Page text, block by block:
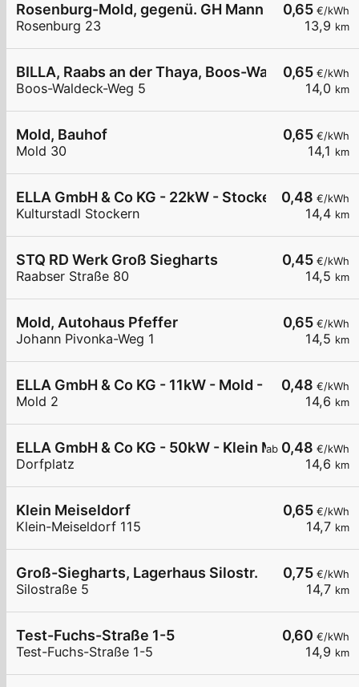
0,65 €/kWh
13,9 km
Rosenburg-Mold, gegenü. GH Mann
Rosenburg 23
0,65 €/kWh
14,0 km
BILLA, Raabs an der Thaya, Boos-Waldeck-Weg
Boos-Waldeck-Weg 5
0,65 €/kWh
14,1 km
Mold, Bauhof
Mold 30
0,48 €/kWh
14,4 km
ELLA GmbH & Co KG - 22kW - Stockern
Kulturstadl Stockern
0,45 €/kWh
14,5 km
STQ RD Werk Groß Siegharts
Raabser Straße 80
0,65 €/kWh
14,5 km
Mold, Autohaus Pfeffer
Johann Pivonka-Weg 1
0,48 €/kWh
14,6 km
ELLA GmbH & Co KG - 11kW - Mold -
Mold 2
ab 0,48 €/kWh
14,6 km
ELLA GmbH & Co KG - 50kW - Klein Meiseldorf -
Dorfplatz
0,65 €/kWh
14,7 km
Klein Meiseldorf
Klein-Meiseldorf 115
0,75 €/kWh
14,7 km
Groß-Siegharts, Lagerhaus Silostr.
Silostraße 5
0,60 €/kWh
14,9 km
Test-Fuchs-Straße 1-5
Test-Fuchs-Straße 1-5